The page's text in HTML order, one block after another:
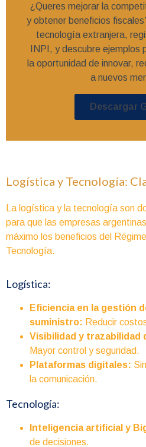
¿Queres mejorar la
y obtener beneficios
tecnología extranjera,
INPI, y descubre ejemplos
la oportunidad de innovar,
a nuevos
Descargar
Logística y Tecnología:
La logística y la tecnología son
para que las empresas
máximo los beneficios del
Tecnología.
Logística:
Eficiencia en la gestión
suministro: Reducir
Visibilidad y trazabilidad
Mayor control y seguridad.
Plataformas digitales:
la comunicación.
Tecnología:
Inteligencia artificial y
de decisiones.